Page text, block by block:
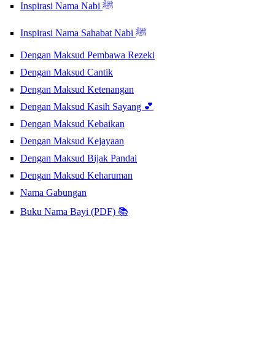
Inspirasi Nama Nabi ﷺ
Inspirasi Nama Sahabat Nabi ﷺ
Dengan Maksud Pembawa Rezeki
Dengan Maksud Cantik
Dengan Maksud Ketenangan
Dengan Maksud Kasih Sayang 💕
Dengan Maksud Kebaikan
Dengan Maksud Kejayaan
Dengan Maksud Bijak Pandai
Dengan Maksud Keharuman
Nama Gabungan
Buku Nama Bayi (PDF) 📚